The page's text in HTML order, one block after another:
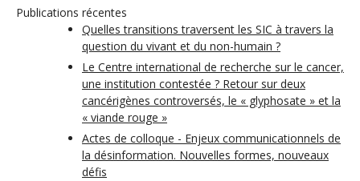
Publications récentes
Quelles transitions traversent les SIC à travers la
question du vivant et du non-humain ?
Le Centre international de recherche sur le cancer,
une institution contestée ? Retour sur deux
cancérigènes controversés, le « glyphosate » et la
« viande rouge »
Actes de colloque - Enjeux communicationnels de
la désinformation. Nouvelles formes, nouveaux
défis